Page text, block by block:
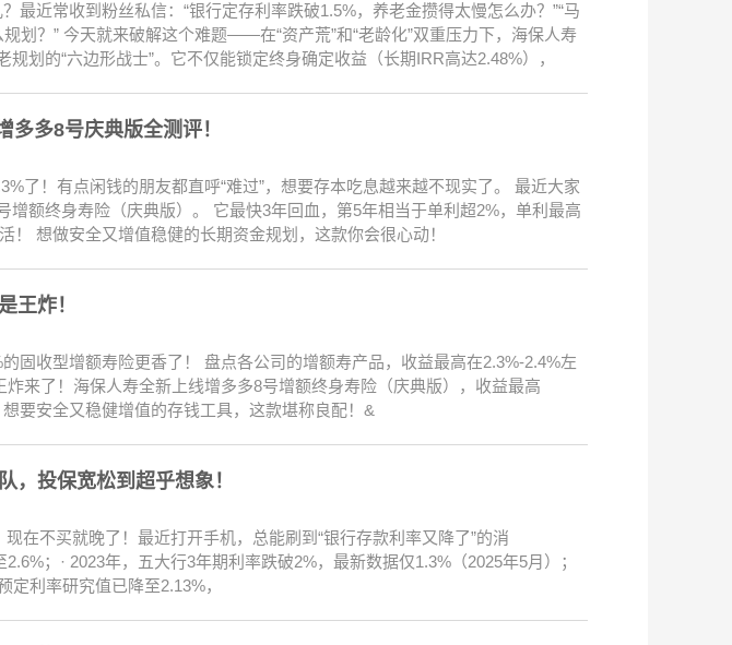
最近常收到粉丝私信：“银行定存利率跌破1.5%，养老金攒得太慢怎么办？”“马
划？” 今天就来破解这个难题——在“资产荒”和“老龄化”双重压力下，海保人寿
划的“六边形战士”。它不仅能锁定终身确定收益（长期IRR高达2.48%），
多8号庆典版全测评！
了！有点闲钱的朋友都直呼“难过”，想要存本吃息越来越不现实了。 最近大家
额终身寿险（庆典版）。 它最快3年回血，第5年相当于单利超2%，单利最高
！ 想做安全又增值稳健的长期资金规划，这款你会很心动！
王炸！
固收型增额寿险更香了！ 盘点各公司的增额寿产品，收益最高在2.3%-2.4%左
来了！海保人寿全新上线增多多8号增额终身寿险（庆典版），收益最高
要安全又稳健增值的存钱工具，这款堪称良配！&
，投保宽松到超乎想象！
在不买就晚了！最近打开手机，总能刷到“银行存款利率又降了”的消
；· 2023年，五大行3年期利率跌破2%，最新数据仅1.3%（2025年5月）；
定利率研究值已降至2.13%，